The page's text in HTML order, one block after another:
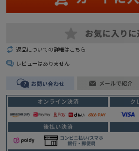
返品についての詳細はこちら
レビューはありません